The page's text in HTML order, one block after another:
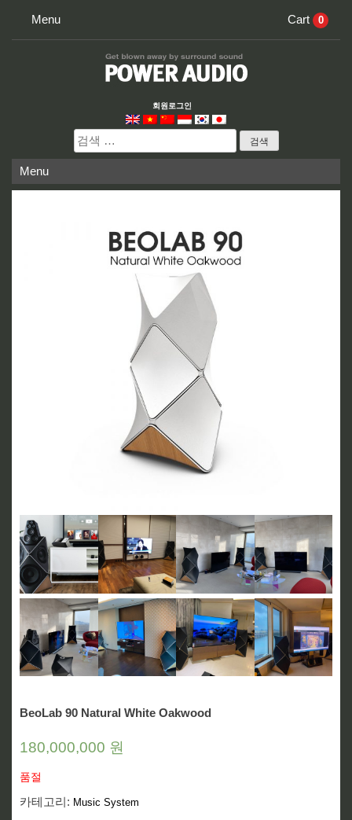
content
Menu Cart 0
회원로그인
검
색:
Menu
BeoLab 90 Natural White Oakwood
180,000,000 원
품절
카테고리: Music System